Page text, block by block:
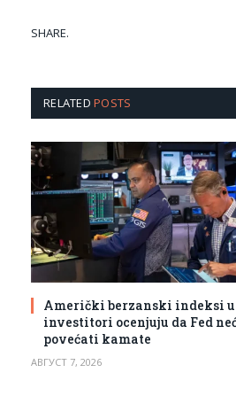
SHARE.
RELATEDPOSTS
Američki berzanski indeksi u
investitori ocenjuju da Fed
povećati kamate
АВГУСТ 7, 2026